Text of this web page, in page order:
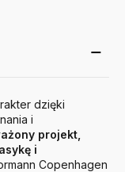
dzięki
i
projekt,
i
Copenhagen